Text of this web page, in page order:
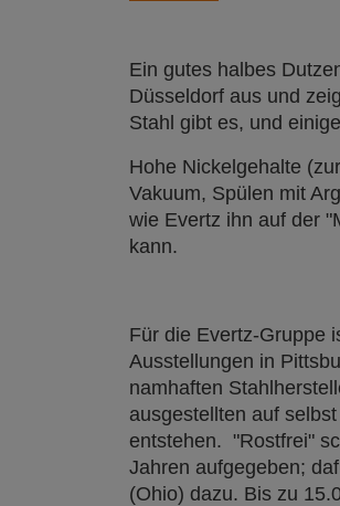
Ein gutes halbes
Düsseldorf aus und
Stahl gibt es, und
Hohe Nickelgehalte
Vakuum, Spülen mit
wie Evertz ihn auf der
kann.
Für die Evertz-Gruppe
Ausstellungen in
namhaften
ausgestellten auf
entstehen. "Rostfrei"
Jahren aufgegeben;
(Ohio) dazu. Bis zu